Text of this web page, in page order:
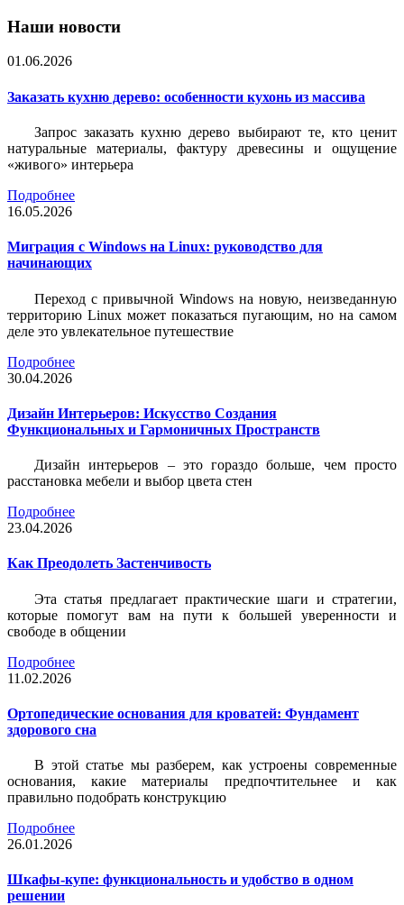
Наши новости
01.06.2026
Заказать кухню дерево: особенности кухонь из массива
Запрос заказать кухню дерево выбирают те, кто ценит
натуральные материалы, фактуру древесины и ощущение
«живого» интерьера
Подробнее
16.05.2026
Миграция с Windows на Linux: руководство для
начинающих
Переход с привычной Windows на новую, неизведанную
территорию Linux может показаться пугающим, но на самом
деле это увлекательное путешествие
Подробнее
30.04.2026
Дизайн Интерьеров: Искусство Создания
Функциональных и Гармоничных Пространств
Дизайн интерьеров – это гораздо больше, чем просто
расстановка мебели и выбор цвета стен
Подробнее
23.04.2026
Как Преодолеть Застенчивость
Эта статья предлагает практические шаги и стратегии,
которые помогут вам на пути к большей уверенности и
свободе в общении
Подробнее
11.02.2026
Ортопедические основания для кроватей: Фундамент
здорового сна
В этой статье мы разберем, как устроены современные
основания, какие материалы предпочтительнее и как
правильно подобрать конструкцию
Подробнее
26.01.2026
Шкафы-купе: функциональность и удобство в одном
решении